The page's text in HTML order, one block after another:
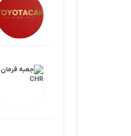
لوازم گیربکس و جلوبندی FJCRUISER